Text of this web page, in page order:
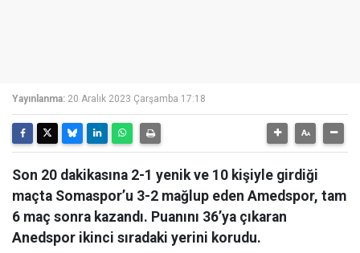
Yayınlanma: 20 Aralık 2023 Çarşamba 17:18
Son 20 dakikasına 2-1 yenik ve 10 kişiyle girdiği
maçta Somaspor’u 3-2 mağlup eden Amedspor, tam
6 maç sonra kazandı. Puanını 36’ya çıkaran
Anedspor ikinci sıradaki yerini korudu.